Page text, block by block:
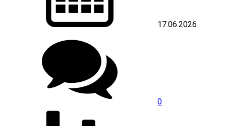
17.06.2026
0